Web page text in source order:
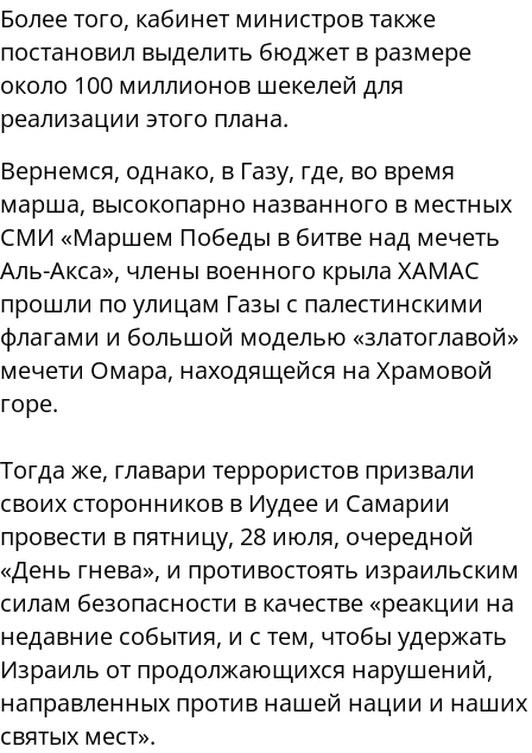
Более того, кабинет министров также
постановил выделить бюджет в размере
около 100 миллионов шекелей для
реализации этого плана.
Вернемся, однако, в Газу, где, во время
марша, высокопарно названного в местных
СМИ «Маршем Победы в битве над мечеть
Аль-Акса», члены военного крыла ХАМАС
прошли по улицам Газы с палестинскими
флагами и большой моделью «златоглавой»
мечети Омара, находящейся на Храмовой
горе.
Тогда же, главари террористов призвали
своих сторонников в Иудее и Самарии
провести в пятницу, 28 июля, очередной
«День гнева», и противостоять израильским
силам безопасности в качестве «реакции на
недавние события, и с тем, чтобы удержать
Израиль от продолжающихся нарушений,
направленных против нашей нации и наших
святых мест».